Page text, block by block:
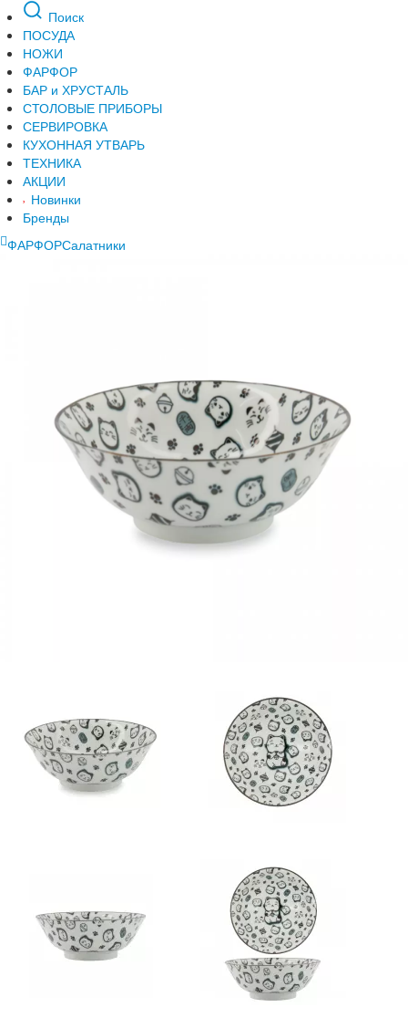
Поиск
ПОСУДА
НОЖИ
ФАРФОР
БАР и ХРУСТАЛЬ
СТОЛОВЫЕ ПРИБОРЫ
СЕРВИРОВКА
КУХОННАЯ УТВАРЬ
ТЕХНИКА
АКЦИИ
Новинки
Бренды
ФАРФОРСалатники